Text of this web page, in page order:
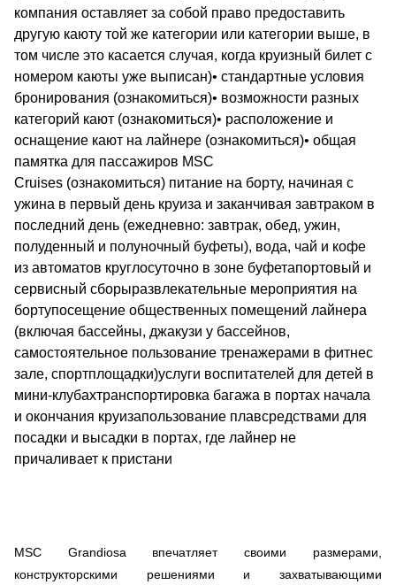
MSC Grandiosa впечатляет своими размерами,
конструкторскими решениями и захватывающими
компания оставляет за собой право предоставить
другую каюту той же категории или категории выше, в
том числе это касается случая, когда круизный билет с
номером каюты уже выписан)• стандартные условия
бронирования (ознакомиться)• возможности разных
категорий кают (ознакомиться)• расположение и
оснащение кают на лайнере (ознакомиться)• общая
памятка для пассажиров MSC
Cruises (ознакомиться) питание на борту, начиная с
ужина в первый день круиза и заканчивая завтраком в
последний день (ежедневно: завтрак, обед, ужин,
полуденный и полуночный буфеты), вода, чай и кофе
из автоматов круглосуточно в зоне буфетапортовый и
сервисный сборыразвлекательные мероприятия на
бортупосещение общественных помещений лайнера
(включая бассейны, джакузи у бассейнов,
самостоятельное пользование тренажерами в фитнес
зале, спортплощадки)услуги воспитателей для детей в
мини-клубахтранспортировка багажа в портах начала
и окончания круизапользование плавсредствами для
посадки и высадки в портах, где лайнер не
причаливает к пристани